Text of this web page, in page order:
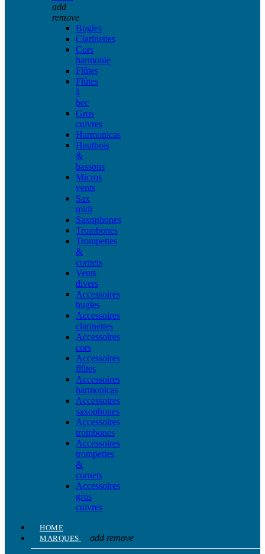
add
remove
Bugles
Clarinettes
Cors
harmonie
Flûtes
Flûtes
à
bec
Gros
cuivres
Harmonicas
Hautbois
&
bassons
Micros
vents
Sax
midi
Saxophones
Trombones
Trompettes
&
cornets
Vents
divers
Accessoires
bugles
Accessoires
clarinettes
Accessoires
cors
Accessoires
flûtes
Accessoires
harmonicas
Accessoires
saxophones
Accessoires
trombones
Accessoires
trompettes
&
cornets
Accessoires
gros
cuivres
HOME
MARQUES
add remove